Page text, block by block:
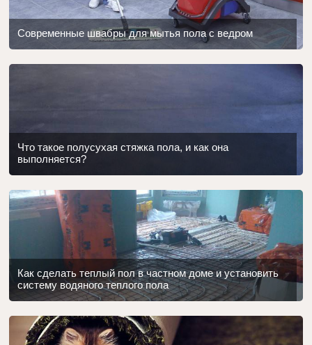
Современные швабры для мытья пола с ведром
Что такое полусухая стяжка пола, и как она
выполняется?
Как сделать теплый пол в частном доме и установить
систему водяного теплого пола